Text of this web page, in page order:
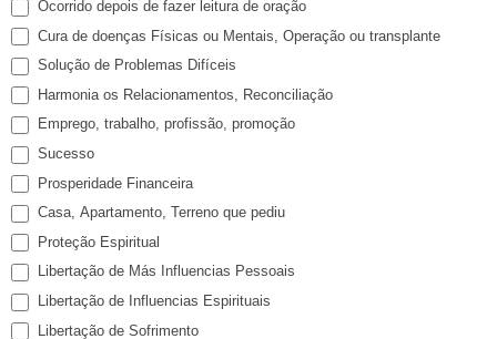
Ocorrido depois de fazer leitura de oração
Cura de doenças Físicas ou Mentais, Operação ou transplante
Solução de Problemas Difíceis
Harmonia os Relacionamentos, Reconciliação
Emprego, trabalho, profissão, promoção
Sucesso
Prosperidade Financeira
Casa, Apartamento, Terreno que pediu
Proteção Espiritual
Libertação de Más Influencias Pessoais
Libertação de Influencias Espirituais
Libertação de Sofrimento